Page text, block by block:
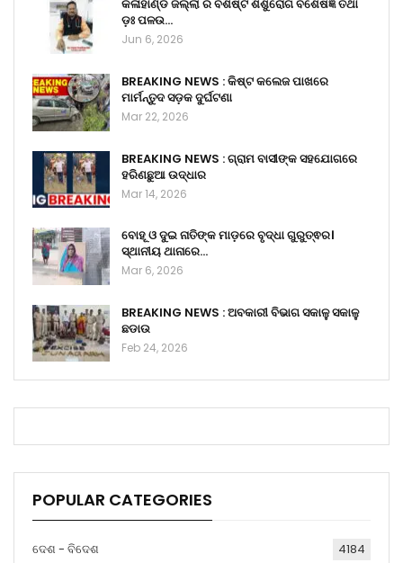
କଳାହାଣ୍ଡି ଜିଲ୍ଲା ର ବିଶିଷ୍ଟ ଶିଶୁରୋଗ ବିଶେଷଜ୍ଞ ତଥା
ଡ଼ଃ ପଳଉ…
Jun 6, 2026
BREAKING NEWS : କିଷ୍ଟ କଲେଜ ପାଖରେ
ମାର୍ମନ୍ତୁଦ ସଡ଼କ ଦୁର୍ଘଟଣା
Mar 22, 2026
BREAKING NEWS : ଗ୍ରାମ ବାସୀଙ୍କ ସହଯୋଗରେ
ହରିଣଛୁଆ ଉଦ୍ଧାର
Mar 14, 2026
ବୋହୂ ଓ ଦୁଇ ନାତିଙ୍କ ମାଡ଼ରେ ବୃଦ୍ଧା ଗୁରୁତ୍ଵର।
ସ୍ଥାନୀୟ ଥାନାରେ…
Mar 6, 2026
BREAKING NEWS : ଅବକାରୀ ବିଭାଗ ସକାଳୁ ସକାଳୁ
ଛଡାଉ
Feb 24, 2026
POPULAR CATEGORIES
ଦେଶ - ବିଦେଶ 4184